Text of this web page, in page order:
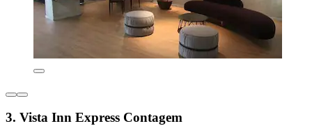
3. Vista Inn Express Contagem